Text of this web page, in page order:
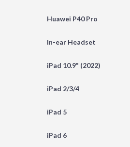
Huawei P40 Pro
In-ear Headset
iPad 10.9" (2022)
iPad 2/3/4
iPad 5
iPad 6